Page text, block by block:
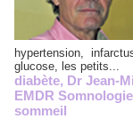
hypertension,
glucose, les petits...
diabète, Dr Jean-
EMDR Somnologie
sommeil